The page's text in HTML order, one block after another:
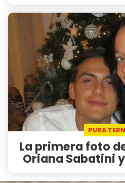
PURA
La primera foto
Oriana Sabatini